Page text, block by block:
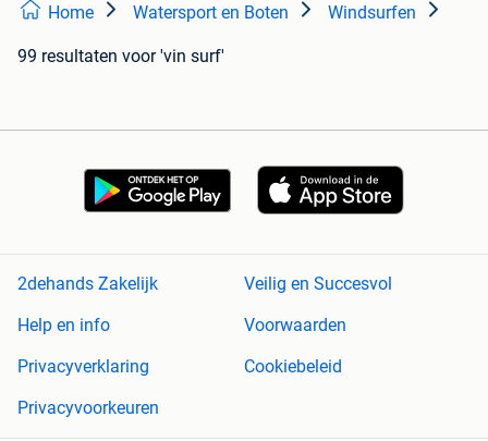
Home Watersport en Boten Windsurfen
99 resultaten voor 'vin surf'
2dehands Zakelijk
Veilig en Succesvol
Help en info
Voorwaarden
Privacyverklaring
Cookiebeleid
Privacyvoorkeuren